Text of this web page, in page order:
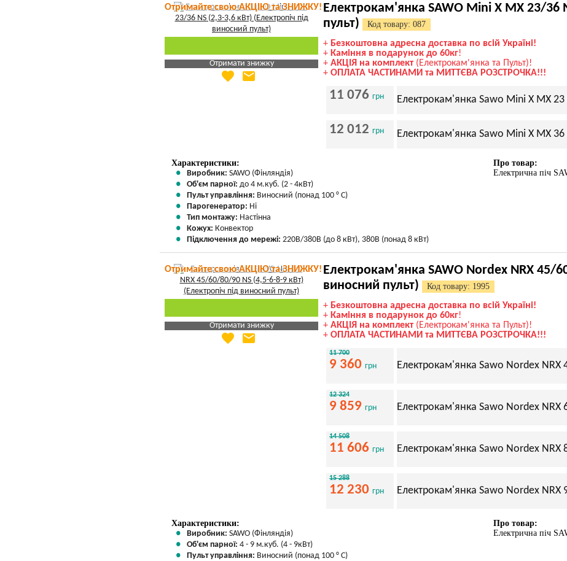
Отримайте свою АКЦІЮ та ЗНИЖКУ!
Отримати знижку
Яка Ваша ціна
favorite email
Електрокам'янка SAWO Mini X MX 23/36
пульт)
Код товару: 087
+ Безкоштовна адресна доставка по всій Україні!
+ Каміння в подарунок до 60кг!
+ АКЦІЯ на комплект(Електрокам'янка та Пульт)!
+ ОПЛАТА ЧАСТИНАМИ та МИТТЄВА РОЗСТРОЧКА!!!
11 076 грн Електрокам'янка Sawo Mini X MX 23
12 012 грн Електрокам'янка Sawo Mini X MX 36
Характеристики:
Виробник: SAWO (Фінляндія)
Об'єм парної: до 4 м.куб. (2 - 4кВт)
Пульт управління: Виносний (понад 100 ° С)
Парогенератор: Ні
Тип монтажу: Настінна
Кожух: Конвектор
Підключення до мережі: 220В/380В (до 8 кВт), 380В (понад 8 кВт)
Про товар:
Електрична піч
Отримайте свою АКЦІЮ та ЗНИЖКУ!
Отримати знижку
Яка Ваша ціна
favorite email
Електрокам'янка SAWO Nordex NRX 45/
виносний пульт)
Код товару: 1995
+ Безкоштовна адресна доставка по всій Україні!
+ Каміння в подарунок до 60кг!
+ АКЦІЯ на комплект(Електрокам'янка та Пульт)!
+ ОПЛАТА ЧАСТИНАМИ та МИТТЄВА РОЗСТРОЧКА!!!
11 700
9 360 грн Електрокам'янка Sawo Nordex NRX
12 324
9 859 грн Електрокам'янка Sawo Nordex NRX
14 508
11 606 грн Електрокам'янка Sawo Nordex NRX
15 288
12 230 грн Електрокам'янка Sawo Nordex NRX
Характеристики:
Виробник: SAWO (Фінляндія)
Об'єм парної: 4 - 9 м.куб. (4 - 9кВт)
Пульт управління: Виносний (понад 100 ° С)
Про товар:
Електрична піч